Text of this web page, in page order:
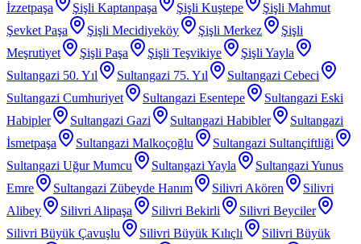
İzzetpaşa
Şişli Kaptanpaşa Şişli Kuştepe
Şişli Mahmut
Şevket Paşa
Şişli Mecidiyeköy Şişli Merkez
Şişli
Meşrutiyet
Şişli Paşa Şişli Teşvikiye
Şişli Yayla
Sultangazi 50. Yıl
Sultangazi 75. Yıl
Sultangazi Cebeci
Sultangazi Cumhuriyet
Sultangazi Esentepe
Sultangazi Eski
Habipler
Sultangazi Gazi Sultangazi Habibler
Sultangazi
İsmetpaşa
Sultangazi Malkoçoğlu
Sultangazi Sultançiftliği
Sultangazi Uğur Mumcu
Sultangazi Yayla
Sultangazi Yunus
Emre
Sultangazi Zübeyde Hanım Silivri Akören
Silivri
Alibey
Silivri Alipaşa Silivri Bekirli
Silivri Beyciler
Silivri Büyük Çavuşlu
Silivri Büyük Kılıçlı
Silivri Büyük